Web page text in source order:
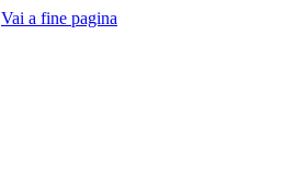
Vai a fine pagina